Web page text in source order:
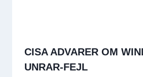
CISA ADVARER OM
UNRAR-FEJL